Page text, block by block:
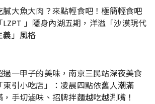
膩大魚大肉？來點輕食吧！極簡輕食吧
「LZPT 」隱身內湖五期，洋溢「沙漠現代
義」風格
過一甲子的美味，南京三民站深夜美食
「東引小吃店」：凌晨四點依舊人潮滿
，手切滷味、招牌拌麵越吃越涮嘴！